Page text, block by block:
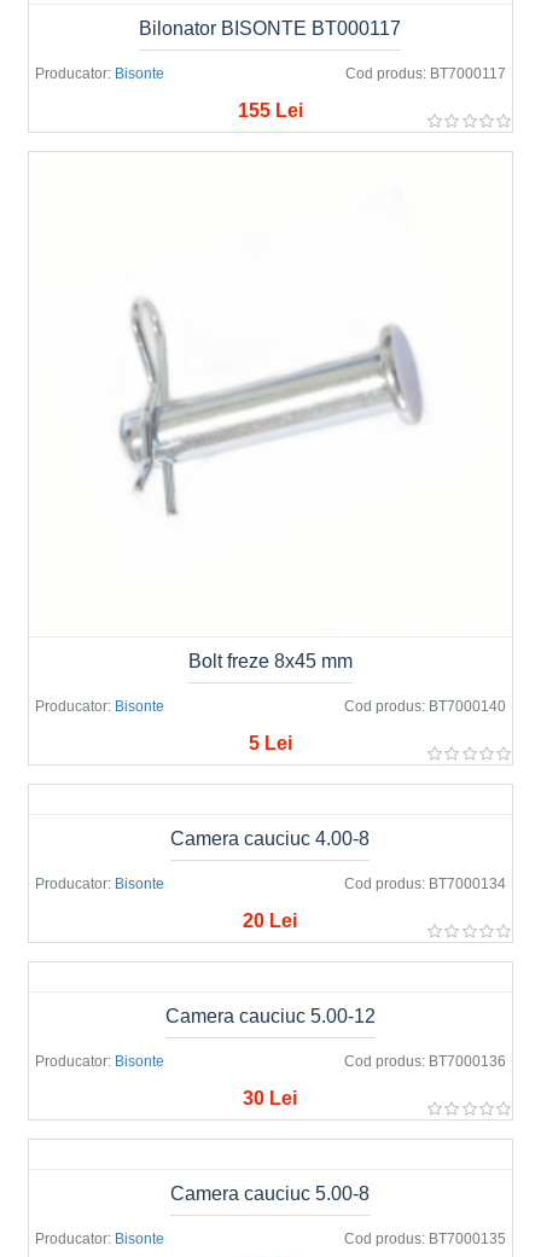
Producator: Bisonte Cod produs: BT7000117
Bilonator BISONTE BT000117
155 Lei
Producator: Bisonte Cod produs: BT7000140
Bolt freze 8x45 mm
5 Lei
Producator: Bisonte Cod produs: BT7000134
Camera cauciuc 4.00-8
20 Lei
Producator: Bisonte Cod produs: BT7000136
Camera cauciuc 5.00-12
30 Lei
Producator: Bisonte Cod produs: BT7000135
Camera cauciuc 5.00-8